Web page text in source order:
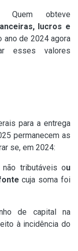
Quem obteve
lucros e
ano de 2024 agora
esses valores
para a entrega
permanecem as
se, em 2024:
não tributáveis ou
cuja soma foi
de capital na
à incidência do